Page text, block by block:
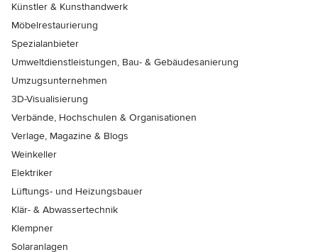
Künstler & Kunsthandwerk
Möbelrestaurierung
Spezialanbieter
Umweltdienstleistungen, Bau- & Gebäudesanierung
Umzugsunternehmen
3D-Visualisierung
Verbände, Hochschulen & Organisationen
Verlage, Magazine & Blogs
Weinkeller
Elektriker
Lüftungs- und Heizungsbauer
Klär- & Abwassertechnik
Klempner
Solaranlagen